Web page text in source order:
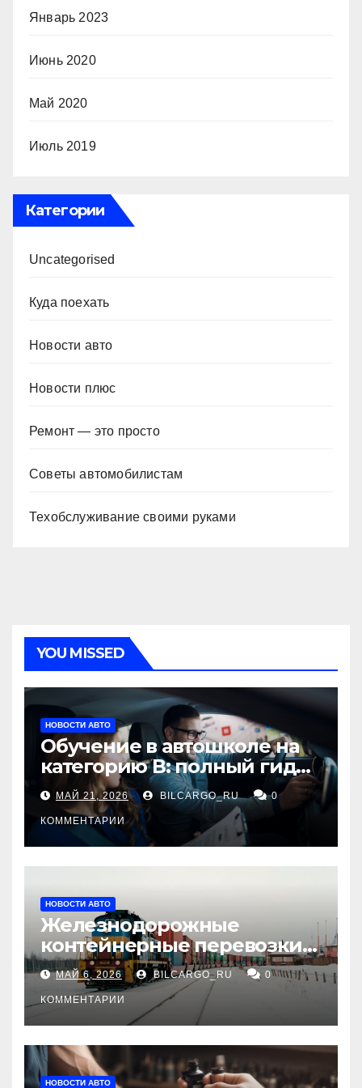
Январь 2023
Июнь 2020
Май 2020
Июль 2019
Категории
Uncategorised
Куда поехать
Новости авто
Новости плюс
Ремонт — это просто
Советы автомобилистам
Техобслуживание своими руками
YOU MISSED
НОВОСТИ АВТО
Обучение в автошколе на
категорию В: полный гид
для будущих водителей
МАЙ 21, 2026 BILCARGO_RU 0
КОММЕНТАРИИ
НОВОСТИ АВТО
Железнодорожные
контейнерные перевозки
из Китая в Россию:
маршруты, сроки и
требования
МАЙ 6, 2026 BILCARGO_RU 0
КОММЕНТАРИИ
НОВОСТИ АВТО